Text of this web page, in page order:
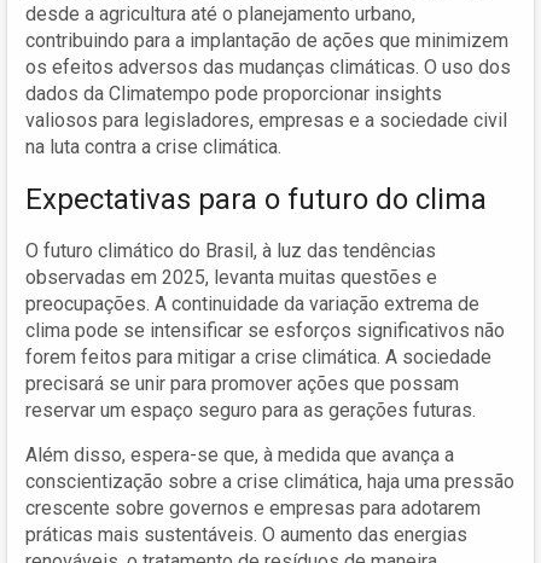
desde a agricultura até o planejamento urbano,
contribuindo para a implantação de ações que minimizem
os efeitos adversos das mudanças climáticas. O uso dos
dados da Climatempo pode proporcionar insights
valiosos para legisladores, empresas e a sociedade civil
na luta contra a crise climática.
Expectativas para o futuro do clima
O futuro climático do Brasil, à luz das tendências
observadas em 2025, levanta muitas questões e
preocupações. A continuidade da variação extrema de
clima pode se intensificar se esforços significativos não
forem feitos para mitigar a crise climática. A sociedade
precisará se unir para promover ações que possam
reservar um espaço seguro para as gerações futuras.
Além disso, espera-se que, à medida que avança a
conscientização sobre a crise climática, haja uma pressão
crescente sobre governos e empresas para adotarem
práticas mais sustentáveis. O aumento das energias